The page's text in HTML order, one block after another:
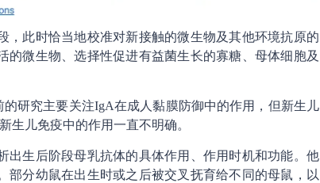
此时恰当地校准对新接触的微生物及其他环境抗原的
微生物、选择性促进有益菌生长的寡糖、母体细胞及
研究主要关注IgA在成人黏膜防御中的作用，但新生儿
生儿免疫中的作用一直不明确。
生后阶段母乳抗体的具体作用、作用时机和功能。他
分幼鼠在出生时或之后被交叉抚育给不同的母鼠，以